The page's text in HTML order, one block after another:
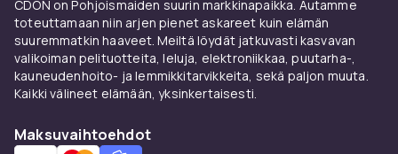
anturien ja etsimien avulla voit olla varma, että
saat luotettavia ja tarkkoja tuloksia joka kerta.
Nämä työkalut sopivat täydellisesti sekä
teollisiin että henkilökohtaisiin projekteihin, ja
kestäviksi.
CDON on Pohjoismaiden suurin markkinapaikka. Autamme
toteuttamaan niin arjen pienet askareet kuin elämän
suuremmatkin haaveet. Meiltä löydät jatkuvasti kasvavan
valikoiman pelituotteita, leluja, elektroniikkaa, puutarha-,
kauneudenhoito- ja lemmikkitarvikkeita, sekä paljon muuta.
Kaikki välineet elämään, yksinkertaisesti.
Maksuvaihtoehdot